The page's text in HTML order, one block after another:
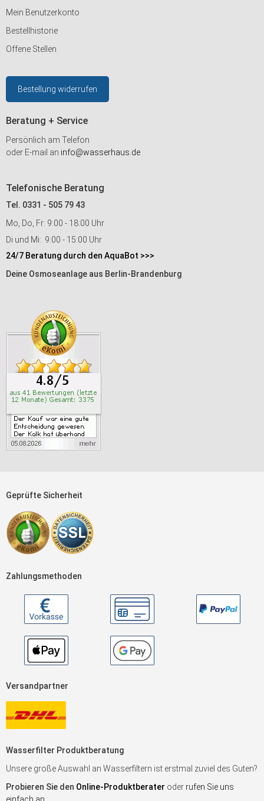
Mein Benutzerkonto
Bestellhistorie
Offene Stellen
Bestellung widerrufen
Beratung + Service
Persönlich am Telefon
oder E-mail an info@wasserhaus.de
Telefonische Beratung
Tel. 0331 - 505 79 43
Mo, Do, Fr: 9:00 - 18:00 Uhr
Di und Mi: 9:00 - 15:00 Uhr
24/7 Beratung durch den AquaBot >>>
Deine Osmoseanlage aus Berlin-Brandenburg
Geprüfte Sicherheit
Zahlungsmethoden
Versandpartner
Wasserfilter Produktberatung
Unsere große Auswahl an Wasserfiltern ist erstmal zuviel des Guten?
Probieren Sie den Online-Produktberater oder rufen Sie uns